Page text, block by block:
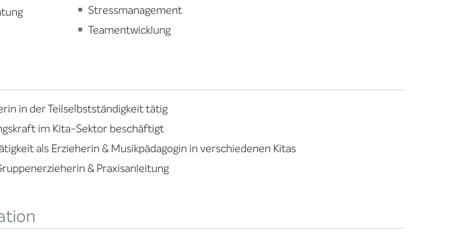
Stressmanagement
Teamentwicklung
in der Teilselbstständigkeit tätig
im Kita-Sektor beschäftigt
als Erzieherin & Musikpädagogin in verschiedenen Kitas
& Praxisanleitung